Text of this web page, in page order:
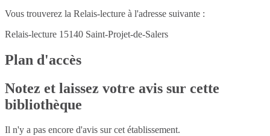
Vous trouverez la Relais-lecture à l'adresse suivante :
Relais-lecture 15140 Saint-Projet-de-Salers
Plan d'accès
Notez et laissez votre avis sur cette
bibliothèque
Il n'y a pas encore d'avis sur cet établissement.